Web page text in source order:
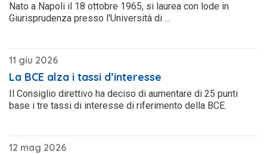
Nato a Napoli il 18 ottobre 1965, si laurea con lode in
Giurisprudenza presso l'Università di ...
11 giu 2026
La BCE alza i tassi d’interesse
Il Consiglio direttivo ha deciso di aumentare di 25 punti
base i tre tassi di interesse di riferimento della BCE.
12 mag 2026